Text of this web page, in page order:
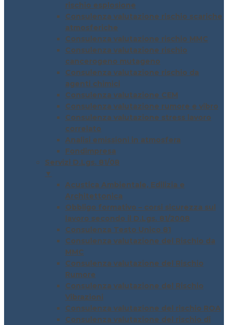
rischio esplosione
Consulenza valutazione rischio scariche
atmosferiche
Consulenza valutazione rischio MMC
Consulenza valutazione rischio
cancerogeno mutageno
Consulenza valutazione rischio da
agenti chimici
Consulenza valutazione CEM
Consulenza valutazione rumore e vibro
Consulenza valutazione stress lavoro
correlato
Analisi emissioni in atmosfera
Fondimpresa
Servizi D.Lgs. 81/08
▼
Acustica Ambientale, Edilizia e
Architettonica
Obbligo formativo – corsi sicurezza sul
lavoro secondo il D.Lgs. 81/2008
Consulenza Testo Unico 81
Consulenza valutazione del Rischio da
MMC
Consulenza valutazione del Rischio
Rumore
Consulenza valutazione del Rischio
Vibrazioni
Consulenza valutazione del rischio ROA
Consulenza valutazione del rischio di